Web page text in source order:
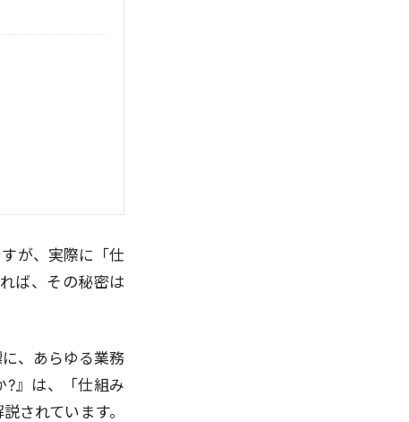
が、実際に「仕
ば、その秘密は
、あらゆる業務
?』は、「仕組み
されています。